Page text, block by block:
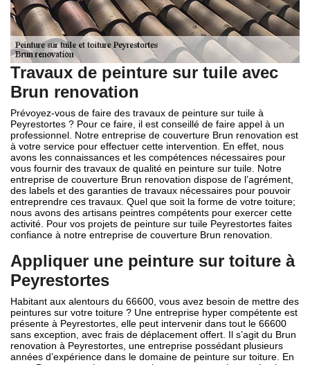
Travaux de peinture sur tuile avec
Brun renovation
Prévoyez-vous de faire des travaux de peinture sur tuile à
Peyrestortes ? Pour ce faire, il est conseillé de faire appel à un
professionnel. Notre entreprise de couverture Brun renovation est
à votre service pour effectuer cette intervention. En effet, nous
avons les connaissances et les compétences nécessaires pour
vous fournir des travaux de qualité en peinture sur tuile. Notre
entreprise de couverture Brun renovation dispose de l’agrément,
des labels et des garanties de travaux nécessaires pour pouvoir
entreprendre ces travaux. Quel que soit la forme de votre toiture;
nous avons des artisans peintres compétents pour exercer cette
activité. Pour vos projets de peinture sur tuile Peyrestortes faites
confiance à notre entreprise de couverture Brun renovation.
Appliquer une peinture sur toiture à
Peyrestortes
Habitant aux alentours du 66600, vous avez besoin de mettre des
peintures sur votre toiture ? Une entreprise hyper compétente est
présente à Peyrestortes, elle peut intervenir dans tout le 66600
sans exception, avec frais de déplacement offert. Il s’agit du Brun
renovation à Peyrestortes, une entreprise possédant plusieurs
années d’expérience dans le domaine de peinture sur toiture. En